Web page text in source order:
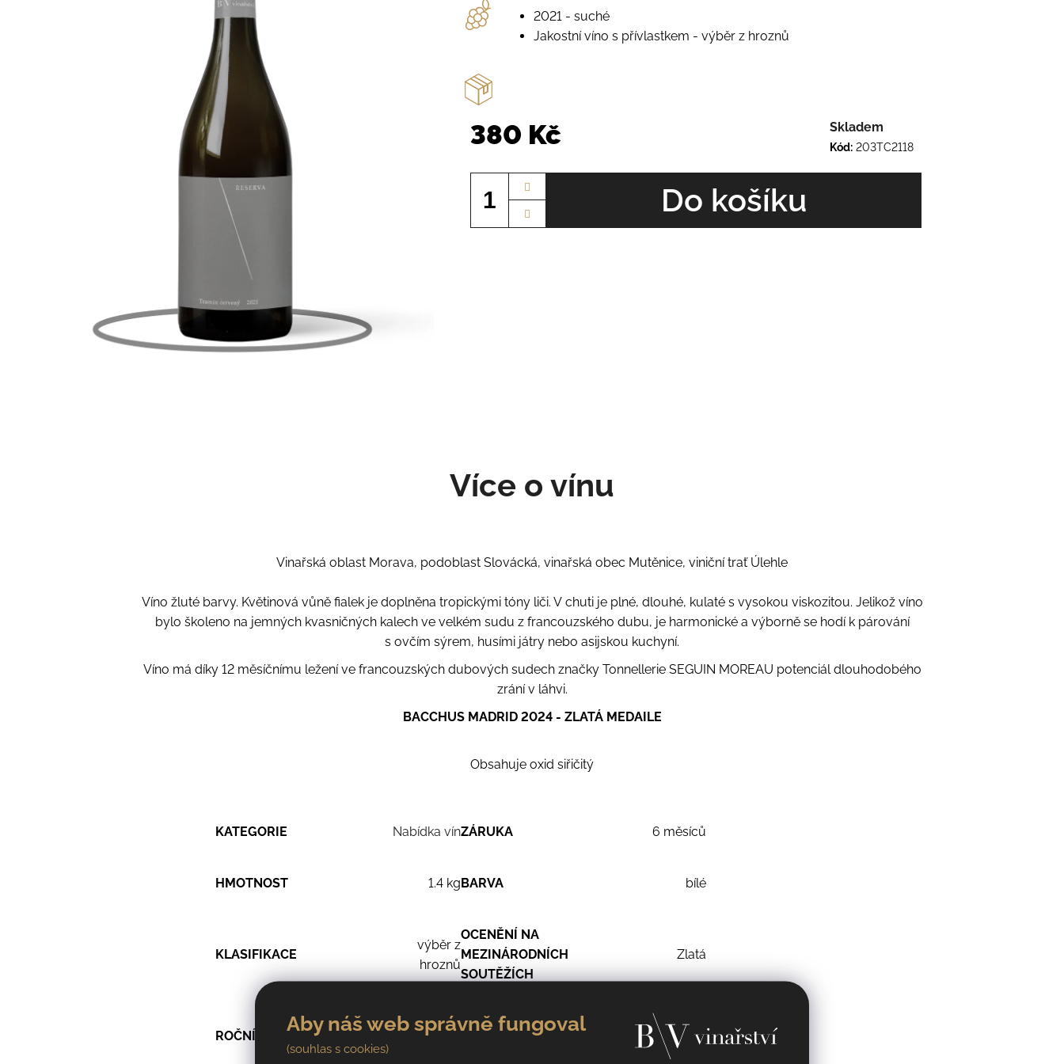
Aby náš web správně fungoval
(souhlas s cookies)
2021 - suché
Jakostní víno s přívlastkem - výběr z hroznů
380 Kč Skladem
Kód: 203TC2118
Do košíku
Více o vínu
Vinařská oblast Morava, podoblast Slovácká, vinařská obec Mutěnice, viniční trať Úlehle
Víno žluté barvy. Květinová vůně fialek je doplněna tropickými tóny liči. V chuti je plné, dlouhé, kulaté s vysokou viskozitou. Jelikož víno
bylo školeno na jemných kvasničných kalech ve velkém sudu z francouzského dubu, je harmonické a výborně se hodí k párování
s ovčím sýrem, husími játry nebo asijskou kuchyní.
Víno má díky 12 měsíčnímu ležení ve francouzských dubových sudech značky Tonnellerie SEGUIN MOREAU potenciál dlouhodobého
zrání v láhvi.
BACCHUS MADRID 2024 - ZLATÁ MEDAILE
Obsahuje oxid siřičitý
KATEGORIE Nabídka vínZÁRUKA 6 měsíců
HMOTNOST 1.4 kg BARVA bílé
KLASIFIKACE
výběr z
hroznů
OCENĚNÍ NA
MEZINÁRODNÍCH
SOUTĚŽÍCH
Zlatá
ROČNÍK 2021
ROZDĚLENÍ DLE ZB.
suché